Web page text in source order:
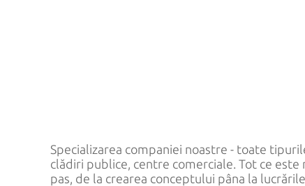
Specializarea companiei noastre - toate
clădiri publice, centre comerciale. Tot ce
pas, de la crearea conceptului pâna la